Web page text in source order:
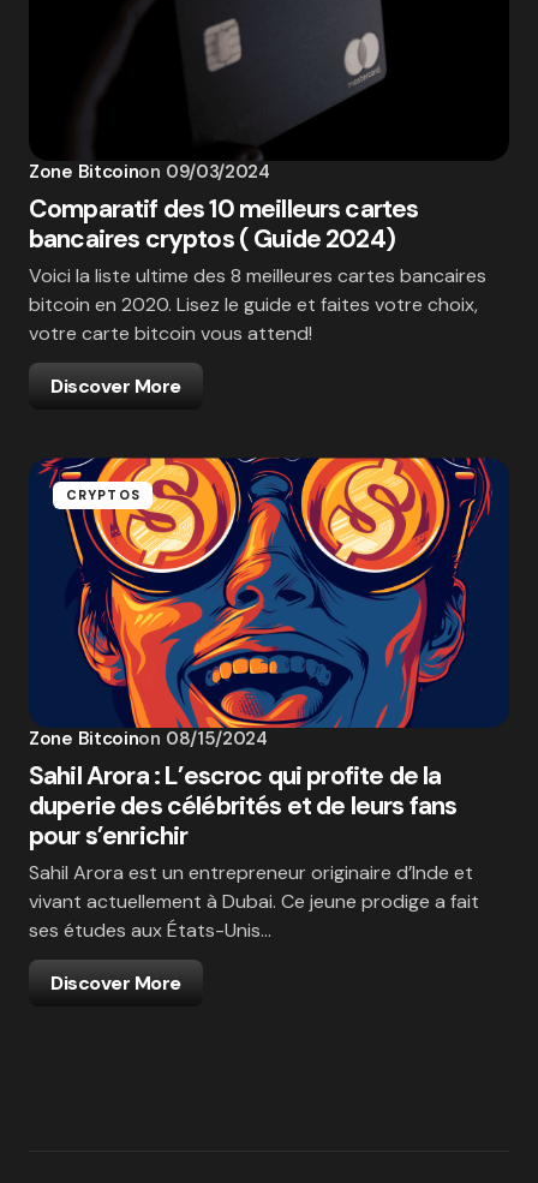
Zone Bitcoinon 09/03/2024
Comparatif des 10 meilleurs cartes
bancaires cryptos ( Guide 2024)
Voici la liste ultime des 8 meilleures cartes bancaires
bitcoin en 2020. Lisez le guide et faites votre choix,
votre carte bitcoin vous attend!
Discover More
CRYPTOS
Zone Bitcoinon 08/15/2024
Sahil Arora : L’escroc qui profite de la
duperie des célébrités et de leurs fans
pour s’enrichir
Sahil Arora est un entrepreneur originaire d’Inde et
vivant actuellement à Dubai. Ce jeune prodige a fait
ses études aux États-Unis…
Discover More